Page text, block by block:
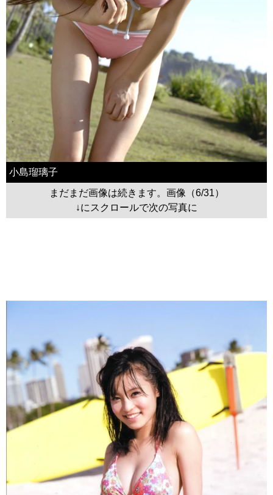
小島瑠璃子
まだまだ画像は続きます。画像（6/31）
↓にスクロールで次の写真に